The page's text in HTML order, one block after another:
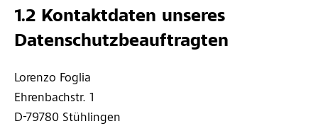
1.2 Kontaktdaten unseres
Datenschutzbeauftragten
Lorenzo Foglia
Ehrenbachstr. 1
D-79780 Stühlingen